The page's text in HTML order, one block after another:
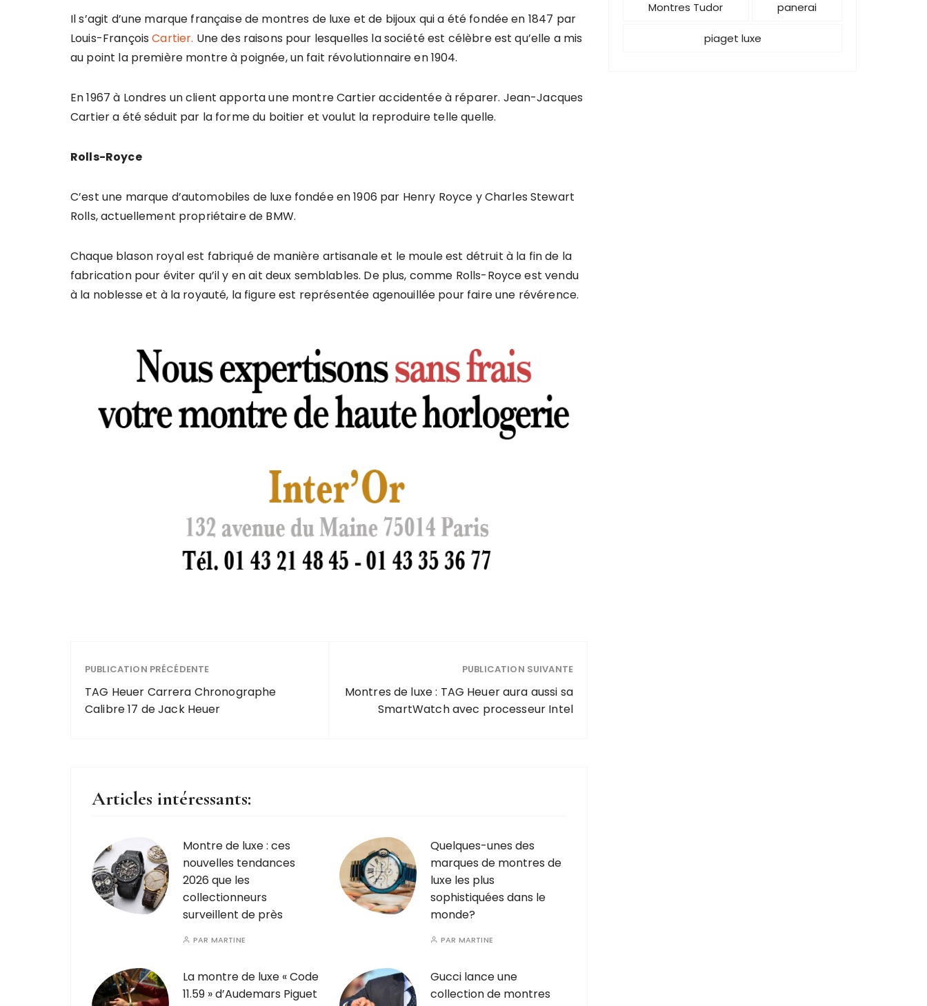
Il s’agit d’une marque française de montres de luxe et de bijoux qui a été fondée en 1847 par
Louis-FrançoisCartier. Une des raisons pour lesquelles la société est célèbre est qu’elle a mis
au point la première montre à poignée, un fait révolutionnaire en 1904.
En 1967 à Londres un client apporta une montre Cartier accidentée à réparer. Jean-Jacques
Cartier a été séduit par la forme du boitier et voulut la reproduire telle quelle.
Rolls-Royce
C’est une marque d’automobiles de luxe fondée en 1906 par Henry Royce y Charles Stewart
Rolls, actuellement propriétaire de BMW.
Chaque blason royal est fabriqué de manière artisanale et le moule est détruit à la fin de la
fabrication pour éviter qu’il y en ait deux semblables. De plus, comme Rolls-Royce est vendu
à la noblesse et à la royauté, la figure est représentée agenouillée pour faire une révérence.
PUBLICATION PRÉCÉDENTE
TAG Heuer Carrera Chronographe
Calibre 17 de Jack Heuer
PUBLICATION SUIVANTE
Montres de luxe : TAG Heuer aura aussi sa
SmartWatch avec processeur Intel
Articles intéressants:
Montre de luxe : ces
nouvelles tendances
2026 que les
collectionneurs
surveillent de près
PAR MARTINE
Quelques-unes des
marques de montres de
luxe les plus
sophistiquées dans le
monde?
PAR MARTINE
La montre de luxe « Code
11.59 » d’Audemars Piguet
Gucci lance une
collection de montres
Montres Tudor panerai
piaget luxe